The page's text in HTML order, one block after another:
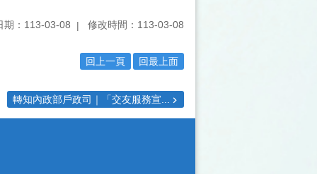
期：113-03-08 修改時間：113-03-08
回上一頁 回最上面
轉知內政部戶政司｜「交友服務宣...